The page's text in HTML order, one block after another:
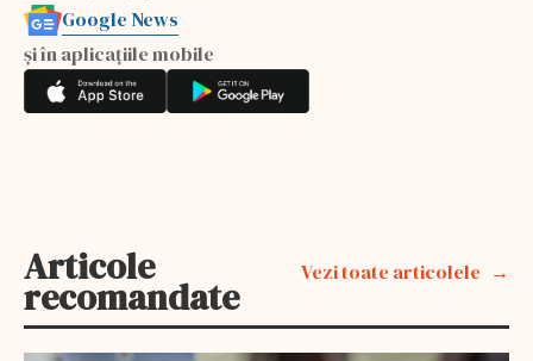
Google News
și în aplicațiile mobile
Articole
recomandate
Vezi toate articolele